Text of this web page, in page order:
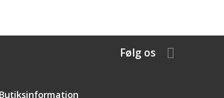
Følg os
Butiksinformation